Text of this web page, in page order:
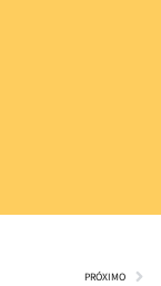
PRÓXIMO